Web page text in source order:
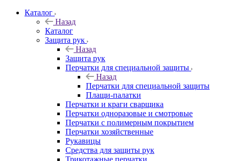
Каталог
Назад
Каталог
Защита рук
Назад
Защита рук
Перчатки для специальной защиты
Назад
Перчатки для специальной защиты
Плащи-палатки
Перчатки и краги сварщика
Перчатки одноразовые и смотровые
Перчатки с полимерным покрытием
Перчатки хозяйственные
Рукавицы
Средства для защиты рук
Трикотажные перчатки